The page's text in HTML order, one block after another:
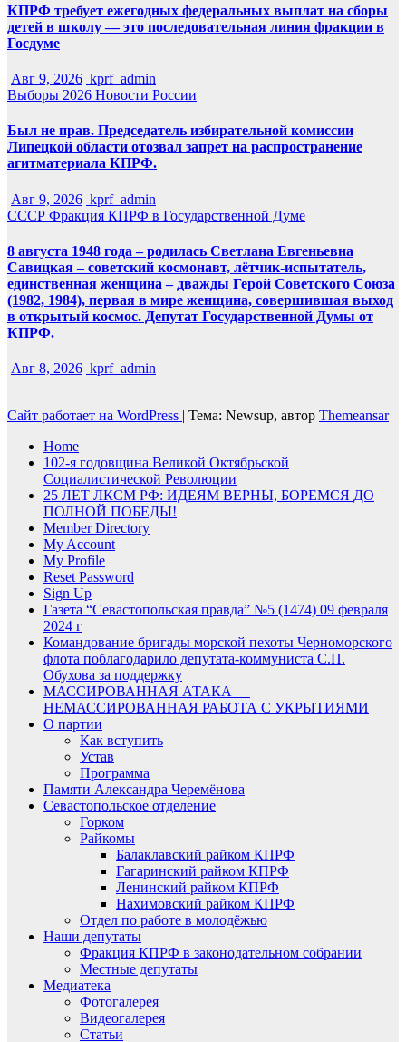
КПРФ требует ежегодных федеральных выплат на сборы
детей в школу — это последовательная линия фракции в
Госдуме
Авг 9, 2026 kprf_admin
Выборы 2026 Новости России
Был не прав. Председатель избирательной комиссии
Липецкой области отозвал запрет на распространение
агитматериала КПРФ.
Авг 9, 2026 kprf_admin
СССР Фракция КПРФ в Государственной Думе
8 августа 1948 года – родилась Светлана Евгеньевна
Савицкая – советский космонавт, лётчик-испытатель,
единственная женщина – дважды Герой Советского Союза
(1982, 1984), первая в мире женщина, совершившая выход
в открытый космос. Депутат Государственной Думы от
КПРФ.
Авг 8, 2026 kprf_admin
Сайт работает на WordPress | Тема: Newsup, автор Themeansar
Home
102-я годовщина Великой Октябрьской
Социалистической Революции
25 ЛЕТ ЛКСМ РФ: ИДЕЯМ ВЕРНЫ, БОРЕМСЯ ДО
ПОЛНОЙ ПОБЕДЫ!
Member Directory
My Account
My Profile
Reset Password
Sign Up
Газета “Севастопольская правда” №5 (1474) 09 февраля
2024 г
Командование бригады морской пехоты Черноморского
флота поблагодарило депутата-коммуниста С.П.
Обухова за поддержку
МАССИРОВАННАЯ АТАКА —
НЕМАССИРОВАННАЯ РАБОТА С УКРЫТИЯМИ
О партии
Как вступить
Устав
Программа
Памяти Александра Черемёнова
Севастопольское отделение
Горком
Райкомы
Балаклавский райком КПРФ
Гагаринский райком КПРФ
Ленинский райком КПРФ
Нахимовский райком КПРФ
Отдел по работе в молодёжью
Наши депутаты
Фракция КПРФ в законодательном собрании
Местные депутаты
Медиатека
Фотогалерея
Видеогалерея
Статьи